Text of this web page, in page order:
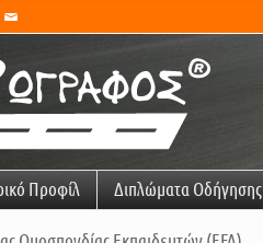
✉
Προφίλ Διπλώματα Οδήγησης